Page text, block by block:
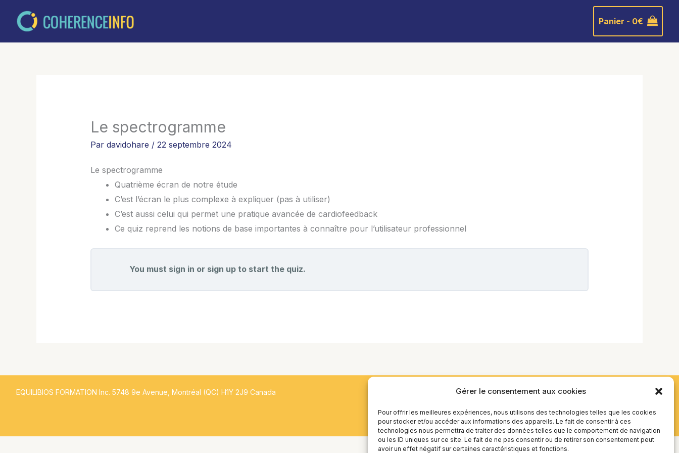
Gérer le consentement aux cookies
Pour offrir les meilleures expériences, nous utilisons des technologies telles que les cookies
pour stocker et/ou accéder aux informations des appareils. Le fait de consentir à ces
technologies nous permettra de traiter des données telles que le comportement de navigation
ou les ID uniques sur ce site. Le fait de ne pas consentir ou de retirer son consentement peut
avoir un effet négatif sur certaines caractéristiques et fonctions.
Panier - 0€
Le spectrogramme
Par davidohare / 22 septembre 2024
Le spectrogramme
Quatrième écran de notre étude
C’est l’écran le plus complexe à expliquer (pas à utiliser)
C’est aussi celui qui permet une pratique avancée de cardiofeedback
Ce quiz reprend les notions de base importantes à connaître pour l’utilisateur professionnel
You must sign in or sign up to start the quiz.
EQUILIBIOS FORMATION Inc. 5748 9e Avenue, Montréal (QC) H1Y 2J9 Canada